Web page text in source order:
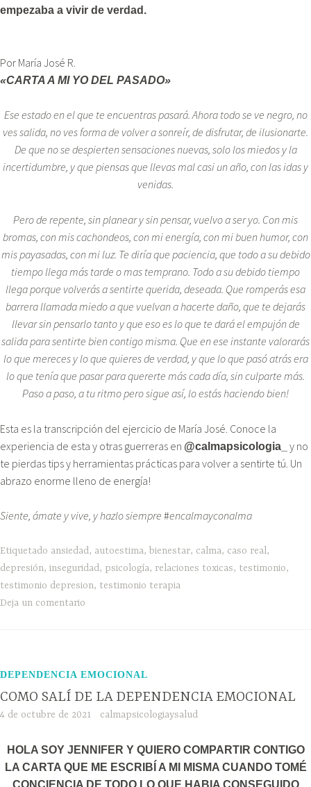
empezaba a vivir de verdad.
Por María José R.
«CARTA A MI YO DEL PASADO»
Ese estado en el que te encuentras pasará. Ahora todo se ve negro, no
ves salida, no ves forma de volver a sonreír, de disfrutar, de ilusionarte.
De que no se despierten sensaciones nuevas, solo los miedos y la
incertidumbre, y que piensas que llevas mal casi un año, con las idas y
venidas.
Pero de repente, sin planear y sin pensar, vuelvo a ser yo. Con mis
bromas, con mis cachondeos, con mi energía, con mi buen humor, con
mis payasadas, con mi luz. Te diría que paciencia, que todo a su debido
tiempo llega más tarde o mas temprano. Todo a su debido tiempo
llega porque volverás a sentirte querida, deseada. Que romperás esa
barrera llamada miedo a que vuelvan a hacerte daño, que te dejarás
llevar sin pensarlo tanto y que eso es lo que te dará el empujón de
salida para sentirte bien contigo misma. Que en ese instante valorarás
lo que mereces y lo que quieres de verdad, y que lo que pasó atrás era
lo que tenía que pasar para quererte más cada día, sin culparte más.
Paso a paso, a tu ritmo pero sigue así, lo estás haciendo bien!
Esta es la transcripción del ejercicio de María José. Conoce la
experiencia de esta y otras guerreras en @calmapsicologia_
y no
te pierdas tips y herramientas prácticas para volver a sentirte tú. Un
abrazo enorme lleno de energía!
Siente, ámate y vive, y hazlo siempre #encalmayconalma
Etiquetado ansiedad, autoestima, bienestar, calma, caso real,
depresión, inseguridad, psicología, relaciones toxicas, testimonio,
testimonio depresion, testimonio terapia
Deja un comentario
DEPENDENCIA EMOCIONAL
COMO SALÍ DE LA DEPENDENCIA EMOCIONAL
4 de octubre de 2021 calmapsicologiaysalud
HOLA SOY JENNIFER Y QUIERO COMPARTIR CONTIGO
LA CARTA QUE ME ESCRIBÍ A MI MISMA CUANDO TOMÉ